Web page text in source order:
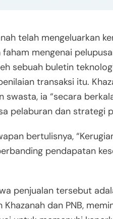
telah mengeluarkan
mengenai
sebuah buletin
transaksi itu.
swasta, ia “secara
pelaburan dan strategi
bertulisnya,
pendapatan
penjualan tersebut
dan PNB,